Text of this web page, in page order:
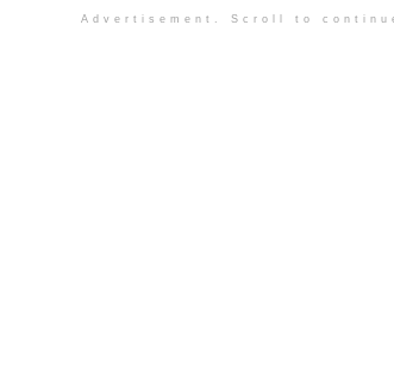
Advertisement. Scroll to